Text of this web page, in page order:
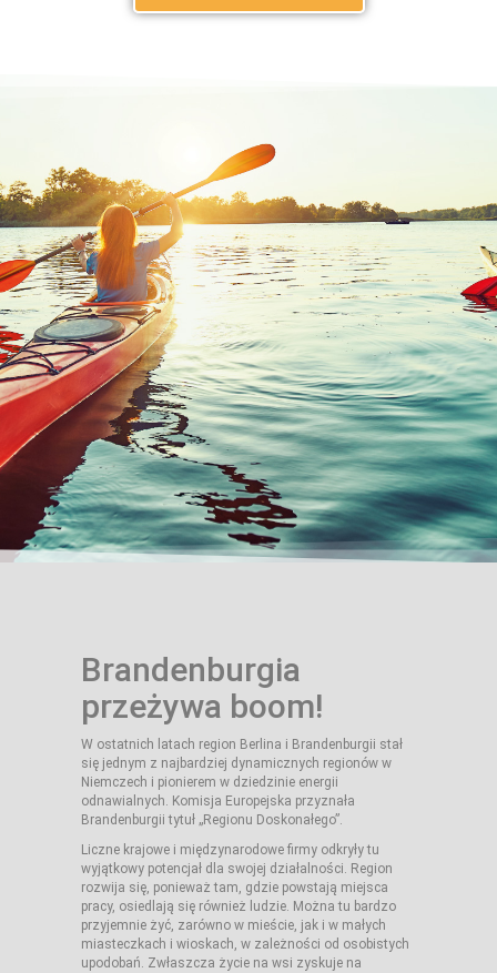
Brandenburgia
przeżywa boom!
W ostatnich latach region Berlina i Brandenburgii stał
się jednym z najbardziej dynamicznych regionów w
Niemczech i pionierem w dziedzinie energii
odnawialnych. Komisja Europejska przyznała
Brandenburgii tytuł „Regionu Doskonałego”.
Liczne krajowe i międzynarodowe firmy odkryły tu
wyjątkowy potencjał dla swojej działalności. Region
rozwija się, ponieważ tam, gdzie powstają miejsca
pracy, osiedlają się również ludzie. Można tu bardzo
przyjemnie żyć, zarówno w mieście, jak i w małych
miasteczkach i wioskach, w zależności od osobistych
upodobań. Zwłaszcza życie na wsi zyskuje na